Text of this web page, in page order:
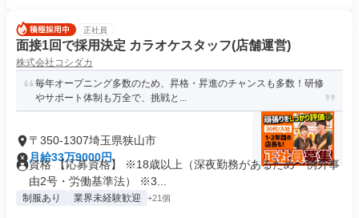
正社員
面接1回で採用決定 カラオケスタッフ(店舗運営)
株式会社コシダカ
毎年オープニング多数のため、昇格・昇進のチャンスも多数！研修
やサポート体制も万全で、挑戦と...
〒350-1307埼玉県狭山市
月給33万9000円
資格 【応募資格】 ※18歳以上（深夜勤務があるため・例外事
由2号・労働基準法） ※3...
制服あり 業界未経験歓迎 +21個